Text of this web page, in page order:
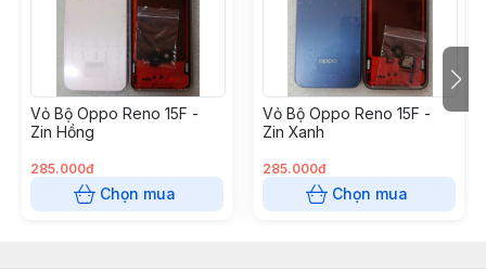
Vỏ Bộ Oppo Reno 15F -
Zin Hồng
285.000đ
Chọn mua
Vỏ Bộ Oppo Reno 15F -
Zin Xanh
285.000đ
Chọn mua